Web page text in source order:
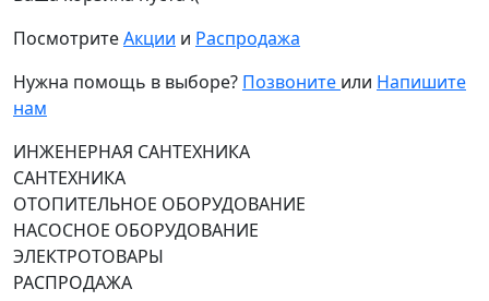
ПосмотритеАкции и Распродажа
Нужна помощь в выборе? Позвоните или Напишите
нам
ИНЖЕНЕРНАЯ САНТЕХНИКА
САНТЕХНИКА
ОТОПИТЕЛЬНОЕ ОБОРУДОВАНИЕ
НАСОСНОЕ ОБОРУДОВАНИЕ
ЭЛЕКТРОТОВАРЫ
РАСПРОДАЖА